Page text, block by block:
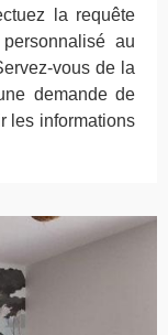
la requête
au
vous de la
demande de
les informations